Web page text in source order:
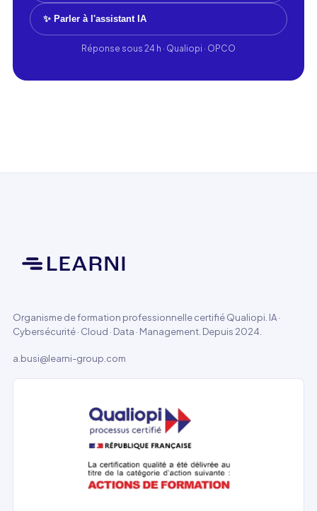
✨ Parler à l'assistant IA
Réponse sous 24 h · Qualiopi · OPCO
Organisme de formation professionnelle certifié Qualiopi. IA ·
Cybersécurité · Cloud · Data · Management. Depuis 2024.
a.busi@learni-group.com